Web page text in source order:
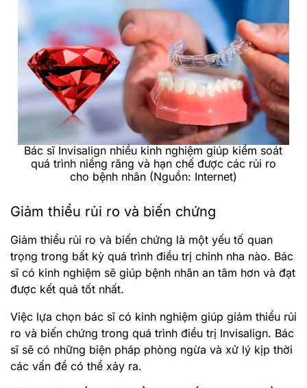
Bác sĩ Invisalign nhiều kinh nghiệm giúp kiểm soát
quá trình niềng răng và hạn chế được các rủi ro
cho bệnh nhân (Nguồn: Internet)
Giảm thiểu rủi ro và biến chứng
Giảm thiểu rủi ro và biến chứng là một yếu tố quan
trọng trong bất kỳ quá trình điều trị chỉnh nha nào. Bác
sĩ có kinh nghiệm sẽ giúp bệnh nhân an tâm hơn và đạt
được kết quả tốt nhất.
Việc lựa chọn bác sĩ có kinh nghiệm giúp giảm thiểu rủi
ro và biến chứng trong quá trình điều trị Invisalign. Bác
sĩ sẽ có những biện pháp phòng ngừa và xử lý kịp thời
các vấn đề có thể xảy ra.